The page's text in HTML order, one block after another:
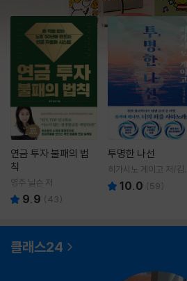
연금 투자 불패의 법
칙
영주 닐슨 저
9.9 (43)
투명한 나선
히가시노 게이고 저/김선
영 역10.0 (59)
클래스24